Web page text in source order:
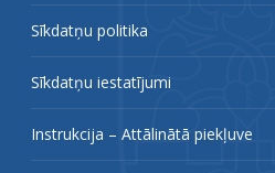
Sīkdatņu politika
Sīkdatņu iestatījumi
Instrukcija – Attālinātā piekļuve